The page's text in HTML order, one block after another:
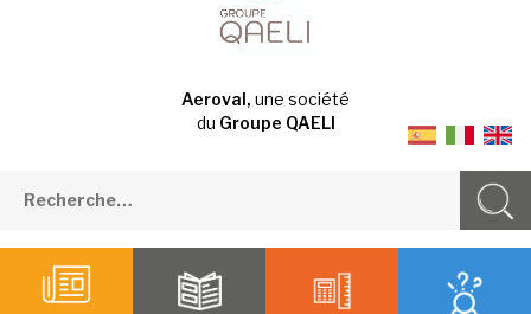
Aeroval, une société
du Groupe QAELI